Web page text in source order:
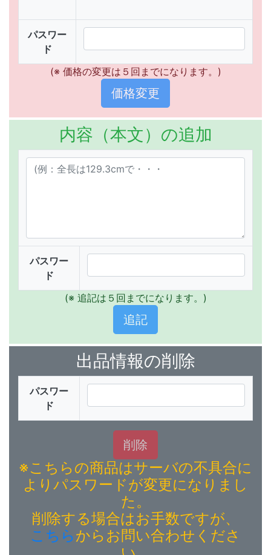
パスワー
ド
(※ 価格の変更は５回までになります。)
内容（本文）の追加
パスワー
ド
(※ 追記は５回までになります。)
出品情報の削除
パスワー
ド
※こちらの商品はサーバの不具合に
よりパスワードが変更になりまし
た。
削除する場合はお手数ですが、
こちら からお問い合わせくださ